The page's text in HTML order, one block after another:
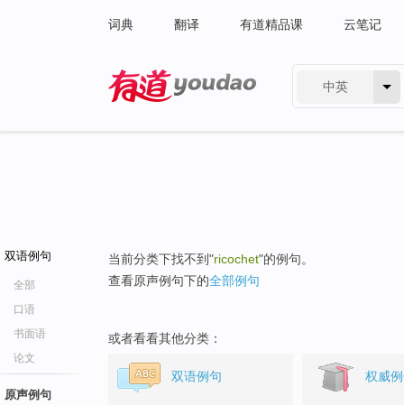
词典 翻译 有道精品课 云笔记
中英
双语例句
全部
口语
书面语
论文
原声例句
当前分类下找不到"ricochet"的例句。
查看原声例句下的全部例句
或者看看其他分类：
双语例句 权威